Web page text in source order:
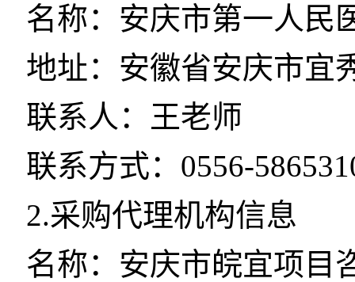
名称：安庆市第一人民
地址：安徽省安庆市宜
联系人：王老师
联系方式：0556-
2.采购代理机构信息
名称：安庆市皖宜项目